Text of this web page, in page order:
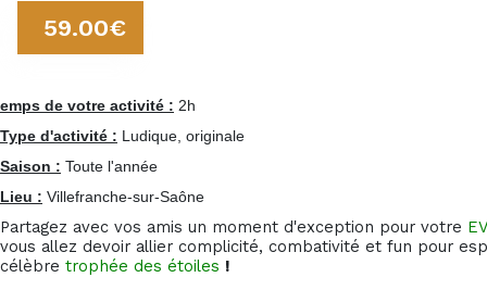
59.00€
emps de votre activité : 2h
Type d'activité : Ludique, originale
Saison : Toute l'année
Lieu : Villefranche-sur-Saône
Partagez avec vos amis un moment d'exception pour votre
vous allez devoir allier complicité, combativité et fun pour
célèbre trophée des étoiles !